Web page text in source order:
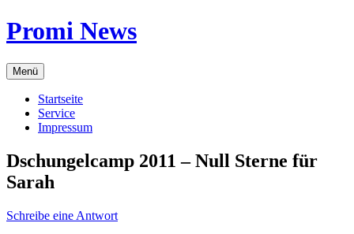
Zum
Inhalt
Promi News
Menü
Startseite
Service
Impressum
Dschungelcamp 2011 – Null Sterne für
Sarah
Schreibe eine Antwort